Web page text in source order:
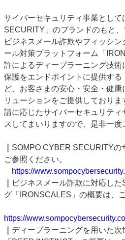
サイバーセキュリティ事業とし
SECURITY」のブランドのもと
ビジネスメール詐欺やフィッシ
ール対策プラットフォーム「
許によるディープラーニング技
保護をエンドポイントに提供す
ど、お客さまの安心・安全・健
リューションをご提供しており
請に応じたサイバーセキュリテ
スしてまいりますので、是非一度
SOMPO CYBER SECURITYの
ご参照ください。
https://
ビジネスメール詐欺に対応し
グ「IRONSCALES」の概要は、
https://
ディープラーニングを用いた